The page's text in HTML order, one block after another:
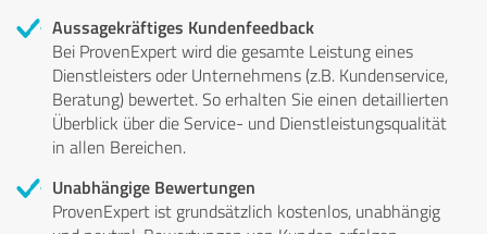
Aussagekräftiges Kundenfeedback
Bei ProvenExpert wird die gesamte Leistung eines
Dienstleisters oder Unternehmens (z.B. Kundenservice,
Beratung) bewertet. So erhalten Sie einen detaillierten
Überblick über die Service- und Dienstleistungsqualität
in allen Bereichen.
Unabhängige Bewertungen
ProvenExpert ist grundsätzlich kostenlos, unabhängig